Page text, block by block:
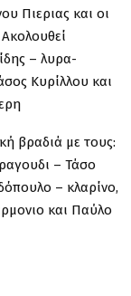
Πιεριας και οι
– λυρα-
Κυρίλλου και
βραδιά με τους:
– Τάσο
– κλαρίνο,
και Παύλο